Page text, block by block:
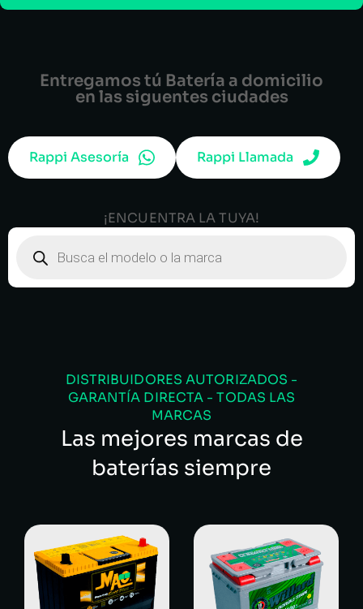
Entregamos tú Batería a domicilio
en las siguentes ciudades
Rappi Asesoría Rappi Llamada
¡ENCUENTRA LA TUYA!
DISTRIBUIDORES AUTORIZADOS -
GARANTÍA DIRECTA - TODAS LAS
MARCAS
Las mejores marcas de
baterías siempre